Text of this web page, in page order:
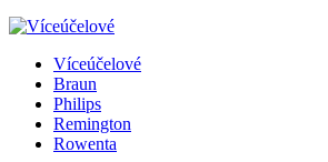
Víceúčelové
Braun
Philips
Remington
Rowenta